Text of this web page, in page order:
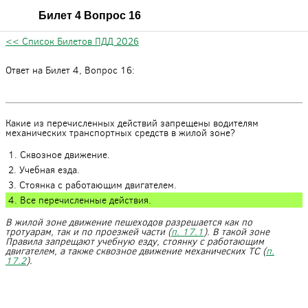
Билет 4 Вопрос 16
<< Список Билетов ПДД 2026
Ответ на Билет 4, Вопрос 16:
Какие из перечисленных действий запрещены водителям
механических транспортных средств в жилой зоне?
1. Сквозное движение.
2. Учебная езда.
3. Стоянка с работающим двигателем.
4. Все перечисленные действия.
В жилой зоне движение пешеходов разрешается как по
тротуарам, так и по проезжей части (п. 17.1 ). В такой зоне
Правила запрещают учебную езду, стоянку с работающим
двигателем, а также сквозное движение механических ТС (п.
17.2).